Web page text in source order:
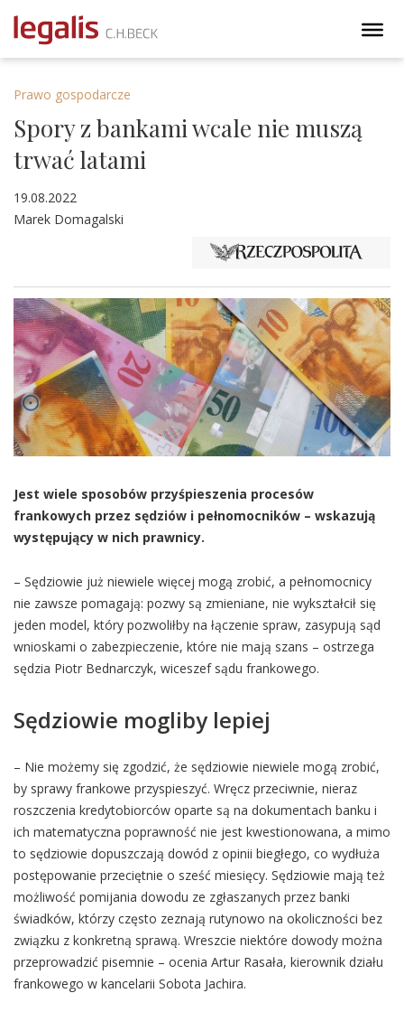
Prawo gospodarcze
Spory z bankami wcale nie muszą
trwać latami
19.08.2022
Marek Domagalski
Jest wiele sposobów przyśpieszenia procesów
frankowych przez sędziów i pełnomocników – wskazują
występujący w nich prawnicy.
– Sędziowie już niewiele więcej mogą zrobić, a pełnomocnicy
nie zawsze pomagają: pozwy są zmieniane, nie wykształcił się
jeden model, który pozwoliłby na łączenie spraw, zasypują sąd
wnioskami o zabezpieczenie, które nie mają szans – ostrzega
sędzia Piotr Bednarczyk, wiceszef sądu frankowego.
Sędziowie mogliby lepiej
– Nie możemy się zgodzić, że sędziowie niewiele mogą zrobić,
by sprawy frankowe przyspieszyć. Wręcz przeciwnie, nieraz
roszczenia kredytobiorców oparte są na dokumentach banku i
ich matematyczna poprawność nie jest kwestionowana, a mimo
to sędziowie dopuszczają dowód z opinii biegłego, co wydłuża
postępowanie przeciętnie o sześć miesięcy. Sędziowie mają też
możliwość pomijania dowodu ze zgłaszanych przez banki
świadków, którzy często zeznają rutynowo na okoliczności bez
związku z konkretną sprawą. Wreszcie niektóre dowody można
przeprowadzić pisemnie – ocenia Artur Rasała, kierownik działu
frankowego w kancelarii Sobota Jachira.